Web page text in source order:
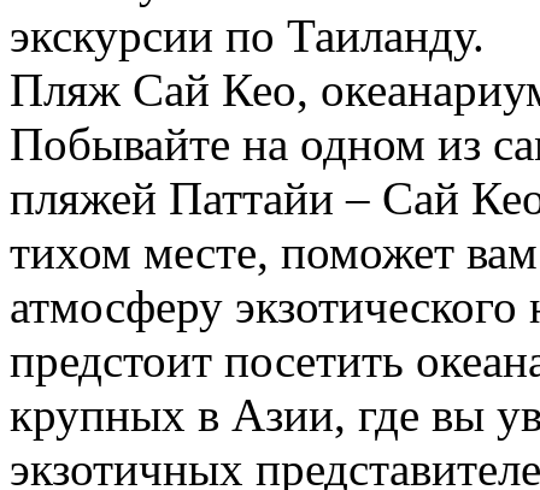
экскурсии по Таиланду.
Пляж Сай Кео,
Побывайте на одном из
пляжей Паттайи – Сай
тихом месте, поможет
атмосферу
предстоит посетить
крупных в Азии, где вы
экзотичных